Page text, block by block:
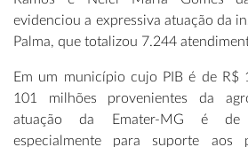
evidenciou a expressiva atuação da
Palma, que totalizou 7.244
Em um município cujo PIB é de R$
101 milhões provenientes da
atuação da Emater-MG é de
especialmente para suporte aos